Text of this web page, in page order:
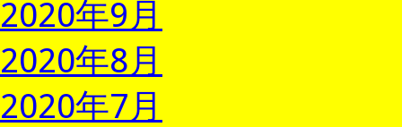
2020年9月
2020年8月
2020年7月